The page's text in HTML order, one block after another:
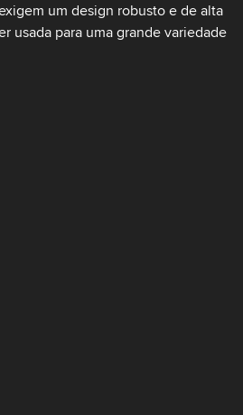
um design robusto e de alta
usada para uma grande variedade